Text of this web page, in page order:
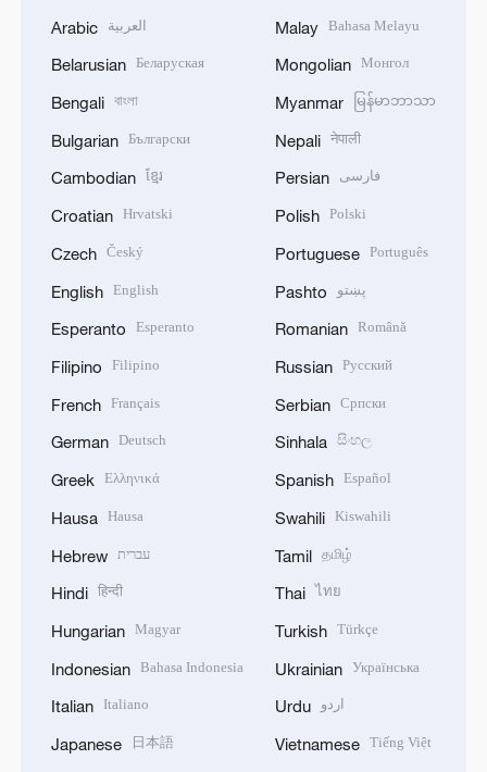
Arabic العربية
Belarusian Беларуская
Bengali বাংলা
Bulgarian Български
Cambodian ខ្មែរ
Croatian Hrvatski
Czech Český
English English
Esperanto Esperanto
Filipino Filipino
French Français
German Deutsch
Greek Ελληνικά
Hausa Hausa
Hebrew עברית
Hindi हिन्दी
Hungarian Magyar
Indonesian Bahasa Indonesia
Italian Italiano
Japanese 日本語
Malay Bahasa Melayu
Mongolian Монгол
Myanmar မြန်မာဘာသာ
Nepali नेपाली
Persian فارسی
Polish Polski
Portuguese Português
Pashto پښتو
Romanian Română
Russian Русский
Serbian Српски
Sinhala සිංහල
Spanish Español
Swahili Kiswahili
Tamil தமிழ்
Thai ไทย
Turkish Türkçe
Ukrainian Українська
Urdu اردو
Vietnamese Tiếng Việt